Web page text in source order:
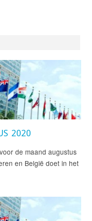
2020
de maand augustus
en België doet in het